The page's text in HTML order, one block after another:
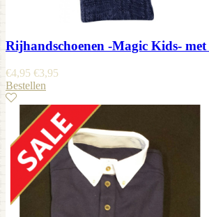
Rijhandschoenen -Magic Kids-
€4,95 €3,95
Bestellen